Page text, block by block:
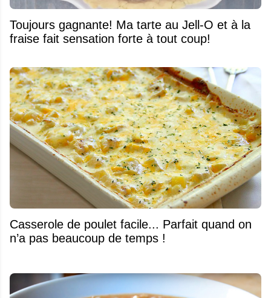
Toujours gagnante! Ma tarte au Jell-O et à la
fraise fait sensation forte à tout coup!
Casserole de poulet facile... Parfait quand on
n’a pas beaucoup de temps !